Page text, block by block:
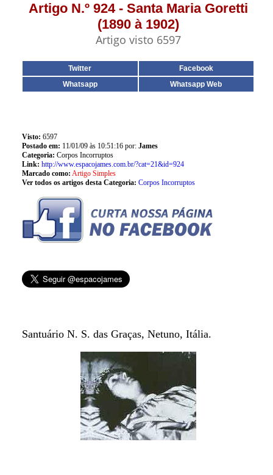
Artigo N.º 924 - Santa Maria Goretti
(1890 à 1902)
Artigo visto 6597
Twitter
Facebook
Whatsapp
Whatsapp Web
Visto: 6597
Postado em: 11/01/09 às 10:51:16 por: James
Categoria: Corpos Incorruptos
Link: http://www.espacojames.com.br/?cat=21&id=924
Marcado como: Artigo Simples
Ver todos os artigos desta Categoria: Corpos Incorruptos
Santuário N. S. das Graças, Netuno, Itália.